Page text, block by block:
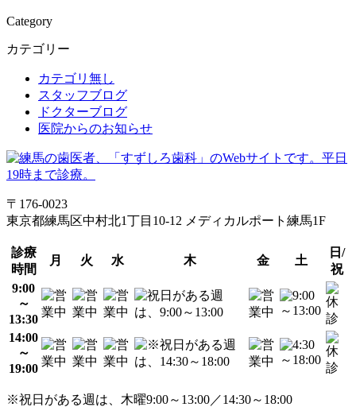
Category
カテゴリー
カテゴリ無し
スタッフブログ
ドクターブログ
医院からのお知らせ
〒176-0023
東京都練馬区中村北1丁目10-12 メディカルポート練馬1F
診療
時間
月 火 水 木 金 土
日/
祝
9:00
～
13:30
14:00
～
19:00
※祝日がある週は、木曜9:00～13:00／14:30～18:00